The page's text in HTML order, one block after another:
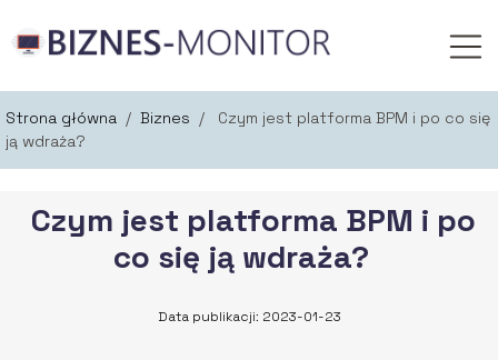
Strona główna / Biznes /
Czym jest platforma BPM i po co się
ją wdraża?
Czym jest platforma BPM i po
co się ją wdraża?
Data publikacji: 2023-01-23